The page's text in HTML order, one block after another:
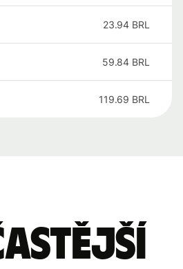
23.94 BRL
59.84 BRL
119.69 BRL